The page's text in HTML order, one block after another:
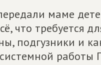
маме
что требуется
подгузники и